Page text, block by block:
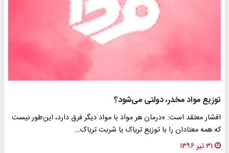
توزیع مواد مخدر، دولتی می‌شود؟
افشار معتقد است: «درمان هر مواد با مواد دیگر فرق دارد، این‌طور نیست
که همه معتادان را با توزیع تریاک یا شربت تریاک…
۳۱ تیر ۱۳۹۶